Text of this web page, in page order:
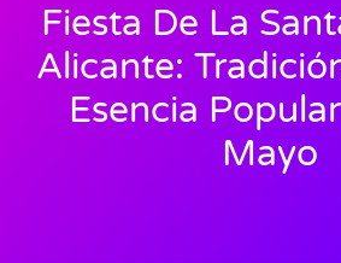
Fiesta De La
Alicante:
Esencia
Mayo